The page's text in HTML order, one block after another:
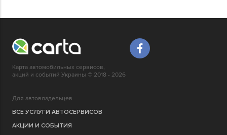
Карта автомобильных сервисов,
акций и событий Украины © 2018 - 2026
Для автовладельцев
ВСЕ УСЛУГИ АВТОСЕРВИСОВ
АКЦИИ И СОБЫТИЯ